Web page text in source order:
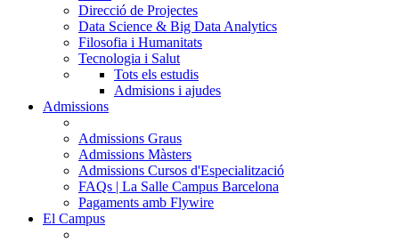
Direcció de Projectes
Data Science & Big Data Analytics
Filosofia i Humanitats
Tecnologia i Salut
Tots els estudis
Admisions i ajudes
Admissions
Admissions Graus
Admissions Màsters
Admissions Cursos d'Especialització
FAQs | La Salle Campus Barcelona
Pagaments amb Flywire
El Campus